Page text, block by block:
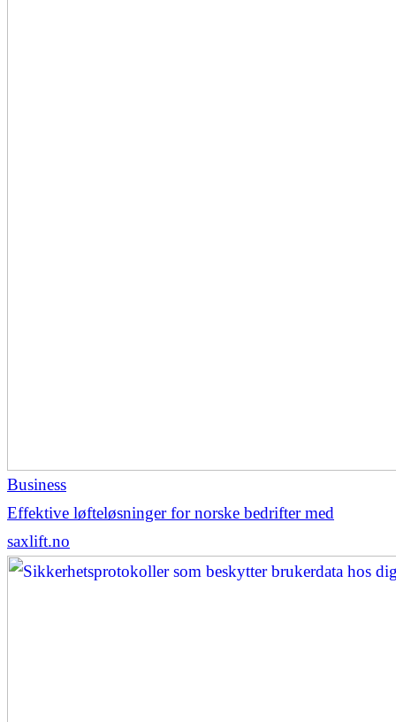
Business
Effektive løfteløsninger for norske bedrifter med
saxlift.no